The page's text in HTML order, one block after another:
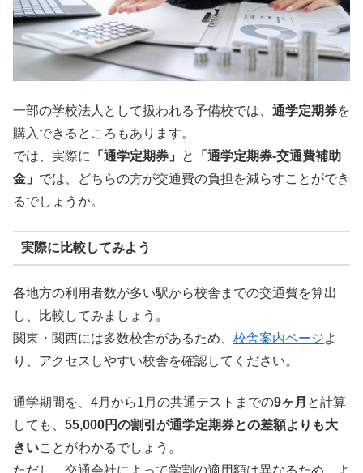
一部の学校法人として扱われる予備校では、 通学定期券を
購入できるところもあります。
では、実際に
「通学定期券」 と
「通学定期券-交通費補助
金」 では、どちらの方が交通費の負担を減らすことができ
るでしょうか。
実際に比較してみよう
各地方の利用者数が多い駅から校舎までの交通費を算出
し、比較してみましょう。
関東・関西には多数校舎があるため、 校舎案内ページよ
り、アクセスしやすい校舎を確認してください。
通学期間を、4月から1月の共通テストまでの9ヶ月 と計算
しても、 55,000円の割引が通学定期券との差額よりも大
きいことがわかるでしょう。
ただし、交通会社によって学割の適用額は異なるため、よ